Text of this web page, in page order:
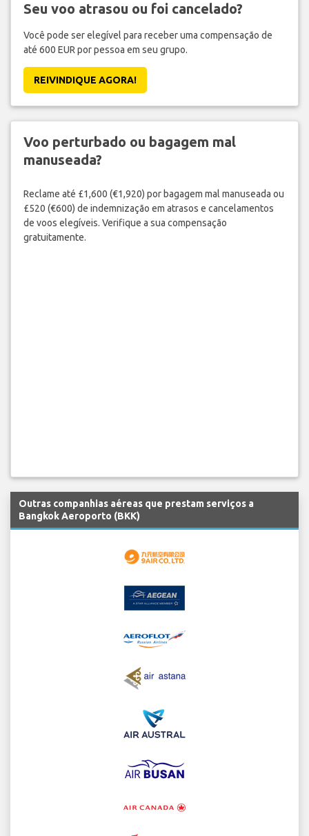
Seu voo atrasou ou foi cancelado?
Você pode ser elegível para receber uma compensação de
até 600 EUR por pessoa em seu grupo.
REIVINDIQUE AGORA!
Voo perturbado ou bagagem mal
manuseada?
Reclame até £1,600 (€1,920) por bagagem mal manuseada ou
£520 (€600) de indemnização em atrasos e cancelamentos
de voos elegíveis. Verifique a sua compensação
gratuitamente.
Outras companhias aéreas que prestam serviços a
Bangkok Aeroporto (BKK)